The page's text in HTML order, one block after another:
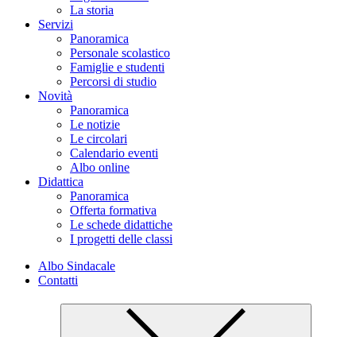
La storia
Servizi
Panoramica
Personale scolastico
Famiglie e studenti
Percorsi di studio
Novità
Panoramica
Le notizie
Le circolari
Calendario eventi
Albo online
Didattica
Panoramica
Offerta formativa
Le schede didattiche
I progetti delle classi
Albo Sindacale
Contatti